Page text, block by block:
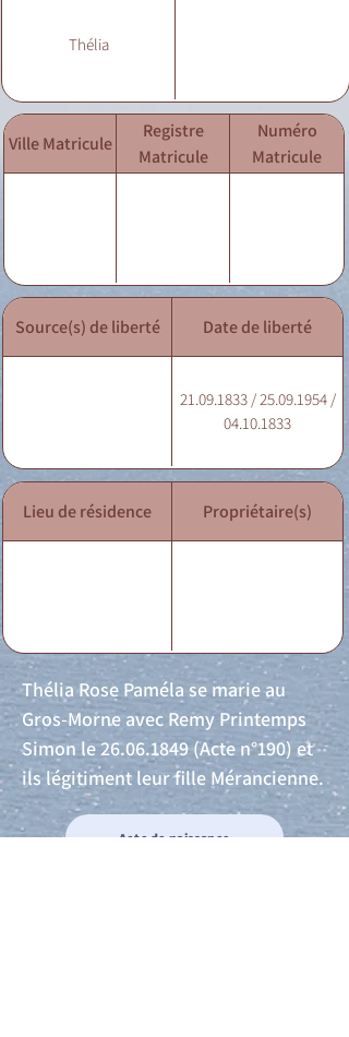
Thélia
Ville Matricule
Registre
Matricule
Numéro
Matricule
Source(s) de liberté Date de liberté
21.09.1833 / 25.09.1954 /
04.10.1833
Lieu de résidence Propriétaire(s)
Thélia Rose Paméla se marie au
Gros-Morne avec Remy Printemps
Simon le26.06.1849 (Acte n°190) et
ils légitiment leur fille Mérancienne.
Acte de naissance